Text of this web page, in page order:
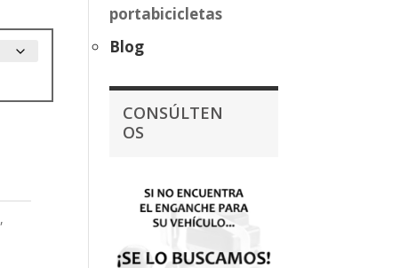
,
portabicicletas
Blog
CONSÚLTEN
OS